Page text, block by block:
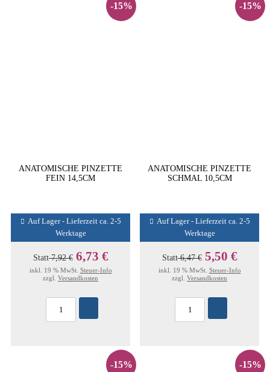
-15%
ANATOMISCHE PINZETTE
FEIN 14,5CM
Auf Lager - Lieferzeit ca. 2-5
Werktage
Statt7,92 € 6,73 €
inkl. 19 % MwSt. Steuer-Info
zzgl. Versandkosten
-15%
ANATOMISCHE PINZETTE
SCHMAL 10,5CM
Auf Lager - Lieferzeit ca. 2-5
Werktage
Statt6,47 € 5,50 €
inkl. 19 % MwSt. Steuer-Info
zzgl. Versandkosten
-15% -15%